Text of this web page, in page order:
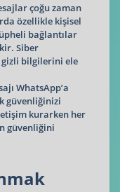
çoğu zaman
özellikle kişisel
bağlantılar
Siber
gizli bilgilerini ele
WhatsApp’a
güvenliğinizi
kurarken her
güvenliğini